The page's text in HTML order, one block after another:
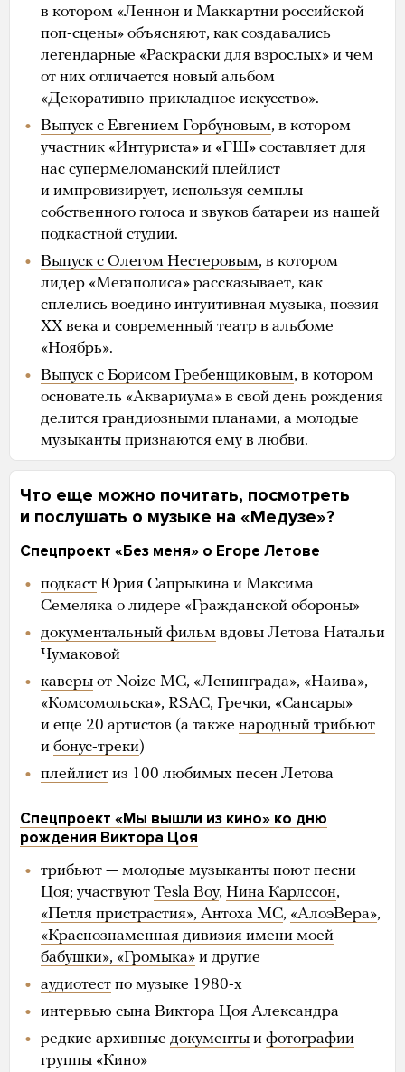
в котором «Леннон и Маккартни российской
поп-сцены» объясняют, как создавались
легендарные «Раскраски для взрослых» и чем
от них отличается новый альбом
«Декоративно-прикладное искусство».
Выпуск с Евгением Горбуновым, в котором
участник «Интуриста» и «ГШ» составляет для
нас супермеломанский плейлист
и импровизирует, используя семплы
собственного голоса и звуков батареи из нашей
подкастной студии.
Выпуск с Олегом Нестеровым, в котором
лидер «Мегаполиса» рассказывает, как
сплелись воедино интуитивная музыка, поэзия
ХХ века и современный театр в альбоме
«Ноябрь».
Выпуск с Борисом Гребенщиковым, в котором
основатель «Аквариума» в свой день рождения
делится грандиозными планами, а молодые
музыканты признаются ему в любви.
Что еще можно почитать, посмотреть
и послушать о музыке на «Медузе»?
Спецпроект «Без меня» о Егоре Летове
подкаст Юрия Сапрыкина и Максима
Семеляка о лидере «Гражданской обороны»
документальный фильм вдовы Летова Натальи
Чумаковой
каверы от Noize MC, «Ленинграда», «Наива»,
«Комсомольска», RSAC, Гречки, «Сансары»
и еще 20 артистов (а также народный трибьют
и бонус-треки)
плейлист из 100 любимых песен Летова
Спецпроект «Мы вышли из кино» ко дню
рождения Виктора Цоя
трибьют — молодые музыканты поют песни
Цоя; участвуют Tesla Boy, Нина Карлссон,
«Петля пристрастия», Антоха МС, «АлоэВера»,
«Краснознаменная дивизия имени моей
бабушки», «Громыка» и другие
аудиотест по музыке 1980-х
интервью сына Виктора Цоя Александра
редкие архивные документы и фотографии
группы «Кино»